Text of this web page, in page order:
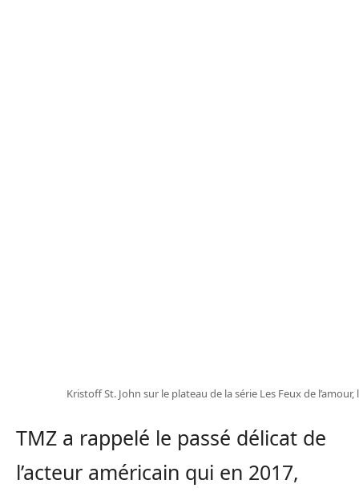
Kristoff St. John sur le plateau de la série Les Feux de
TMZ a rappelé le passé délicat de
l’acteur américain qui en 2017,